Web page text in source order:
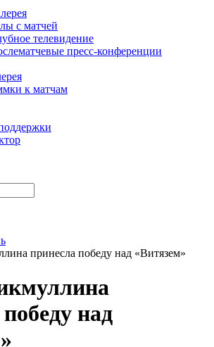
с матчей
телевидение
пресс-конференции
к матчам
принесла победу над «Витязем»
над